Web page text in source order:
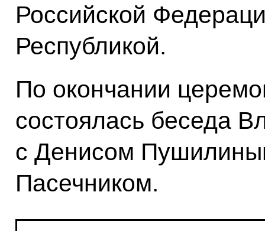
Российской
Республикой.
По окончании
состоялась беседа
с Денисом
Пасечником.